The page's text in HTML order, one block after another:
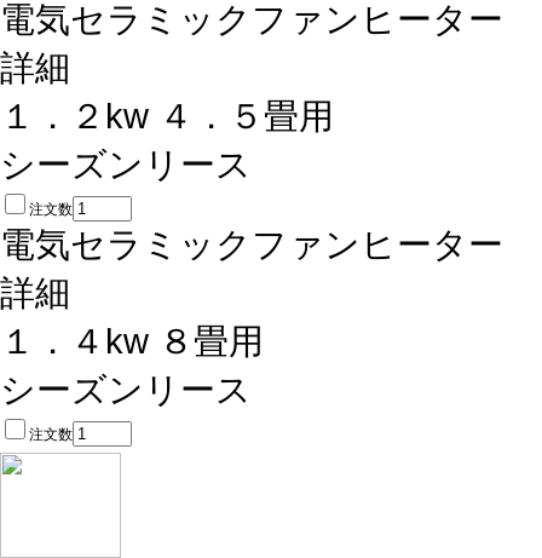
電気セラミックファンヒーター
詳細
１．２kw ４．５畳用
シーズンリース
注文数
電気セラミックファンヒーター
詳細
１．４kw ８畳用
シーズンリース
注文数